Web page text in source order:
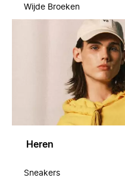
Wijde Broeken
Heren
Sneakers